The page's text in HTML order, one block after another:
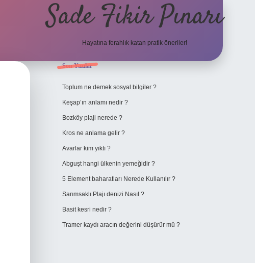
Sade Fikir Pınarı
Hayatına ferahlık katan pratik öneriler!
Sidebar
Son Yazılar
Toplum ne demek sosyal bilgiler ?
Keşap’ın anlamı nedir ?
Bozköy plaji nerede ?
Kros ne anlama gelir ?
Avarlar kim yıktı ?
Abguşt hangi ülkenin yemeğidir ?
5 Element baharatları Nerede Kullanılır ?
Sarımsaklı Plajı denizi Nasıl ?
Basit kesri nedir ?
Tramer kaydı aracın değerini düşürür mü ?